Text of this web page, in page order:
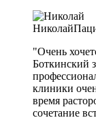
Николай
"Очень
Боткинский
клиники
время
сочетание